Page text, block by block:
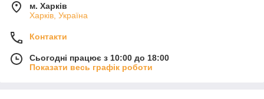
м. Харків
Харків, Україна
Контакти
Сьогодні працює з 10:00 до 18:00
Показати весь графік роботи